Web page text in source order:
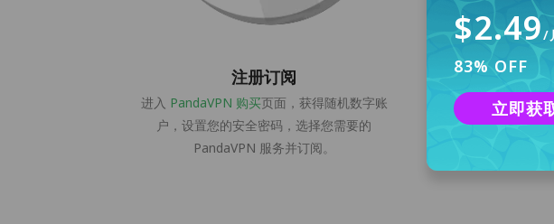
注册订阅
进入 PandaVPN 购买页面，获得随机数字账
户，设置您的安全密码，选择您需要的
PandaVPN 服务并订阅。
点击“免费
macOS 版
$2.49/
83% OFF
立即获